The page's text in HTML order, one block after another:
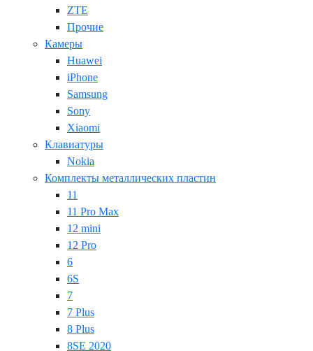
ZTE
Прочие
Камеры
Huawei
iPhone
Samsung
Sony
Xiaomi
Клавиатуры
Nokia
Комплекты металлических пластин
11
11 Pro Max
12 mini
12 Pro
6
6S
7
7 Plus
8 Plus
8SE 2020